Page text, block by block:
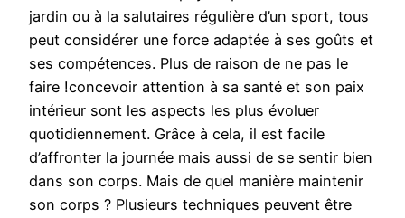
jardin ou à la salutaires régulière d’un sport, tous
peut considérer une force adaptée à ses goûts et
ses compétences. Plus de raison de ne pas le
faire !concevoir attention à sa santé et son paix
intérieur sont les aspects les plus évoluer
quotidiennement. Grâce à cela, il est facile
d’affronter la journée mais aussi de se sentir bien
dans son corps. Mais de quel manière maintenir
son corps ? Plusieurs techniques peuvent être